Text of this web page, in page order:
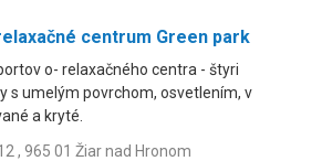
centrum Green park
o- relaxačného centra - štyri
s umelým povrchom, osvetlením, v
a kryté.
, 965 01 Žiar nad Hronom